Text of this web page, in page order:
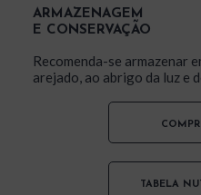
ARMAZENAGEM
E CONSERVAÇÃO
Recomenda-se armazenar
arejado, ao abrigo da luz e
TABELA